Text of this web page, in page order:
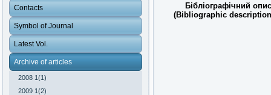
Contacts
Symbol of Journal
Latest Vol.
Archive of articles
2008 1(1)
2009 1(2)
Бібліографічний
(Bibliographic